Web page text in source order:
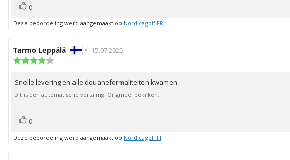
Stem
omhoog
0
Deze beoordeling werd aangemaakt op Nordicagolf FR
Auteur
van
beoordeling:
Tarmo Leppälä • Beoordelingsdatum:
15.07.2025
5
sterren
Beoordelingstekst:
Snelle levering en alle douaneformaliteiten kwamen
Dit is een automatische vertaling. Origineel bekijken.
Stem
omhoog
0
Deze beoordeling werd aangemaakt op Nordicagolf FI